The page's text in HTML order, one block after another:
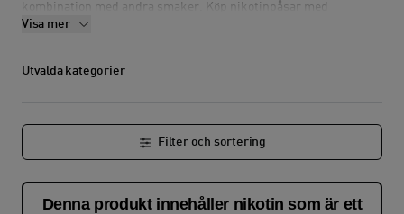
kombination med andra smaker. Köp nikotinpåsar med
mintsmak från ZYN – alltid med fri frakt och snabb leverans till
Visa mer
Utvalda kategorier
Filter och sortering
Denna produkt innehåller nikotin som är ett